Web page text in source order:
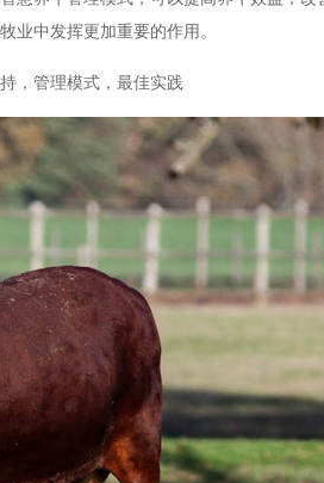
业中发挥更加重要的作用。
，管理模式，最佳实践